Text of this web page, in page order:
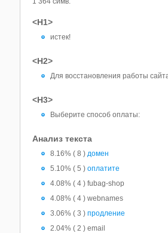
<H1>
истек!
<H2>
Для восстановления работы
<H3>
Выберите способ оплаты:
Анализ текста
8.16% ( 8 ) домен
5.10% ( 5 ) оплатите
4.08% ( 4 ) fubag-shop
4.08% ( 4 ) webnames
3.06% ( 3 ) продление
2.04% ( 2 ) email